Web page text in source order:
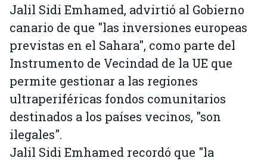
Jalil Sidi Emhamed, advirtió al Gobierno
canario de que "las inversiones europeas
previstas en el Sahara", como parte del
Instrumento de Vecindad de la UE que
permite gestionar a las regiones
ultraperiféricas fondos comunitarios
destinados a los países vecinos, "son
ilegales".
Jalil Sidi Emhamed recordó que "la